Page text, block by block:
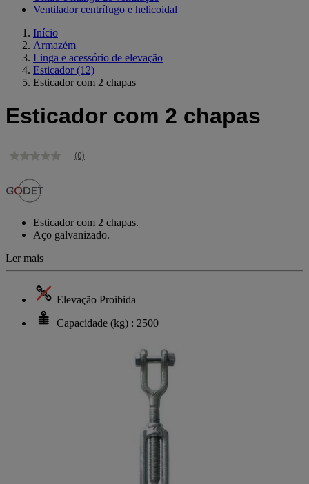
Ventilador centrífugo e helicoidal
Início
Armazém
Linga e acessório de elevação
Esticador (12)
Esticador com 2 chapas
Esticador com 2 chapas
Sem
de
classificação
Link
mesma
(0)
Esticador com 2 chapas.
Aço galvanizado.
Ler mais
Elevação Proibida
Capacidade (kg) : 2500